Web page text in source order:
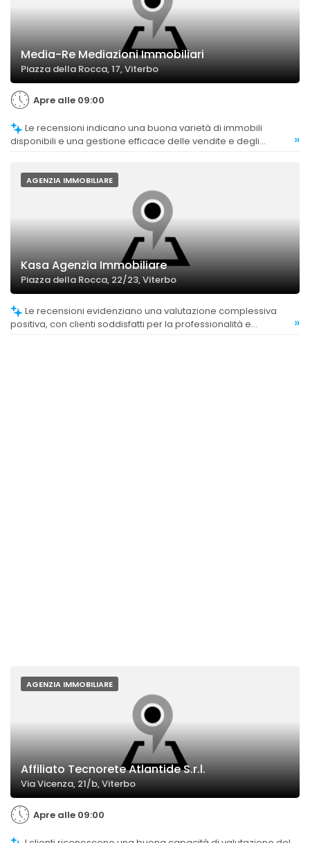
Media-Re Mediazioni Immobiliari
Piazza della Rocca, 17, Viterbo
Apre alle 09:00
disponibili e una gestione efficace delle vendite e degli
»
AGENZIA IMMOBILIARE
Kasa Agenzia Immobiliare
Piazza della Rocca, 22/23, Viterbo
positiva, con clienti soddisfatti per la professionalità e
»
AGENZIA IMMOBILIARE
Affiliato Tecnorete Atlantide S.r.l.
Via Vicenza, 21/b, Viterbo
Apre alle 09:00